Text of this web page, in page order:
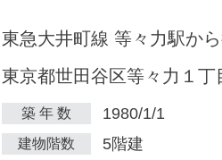
東急大井町線 等々力駅か
東京都世田谷区等々力１丁
築 年 数 1980/1/1
建物階数 5階建